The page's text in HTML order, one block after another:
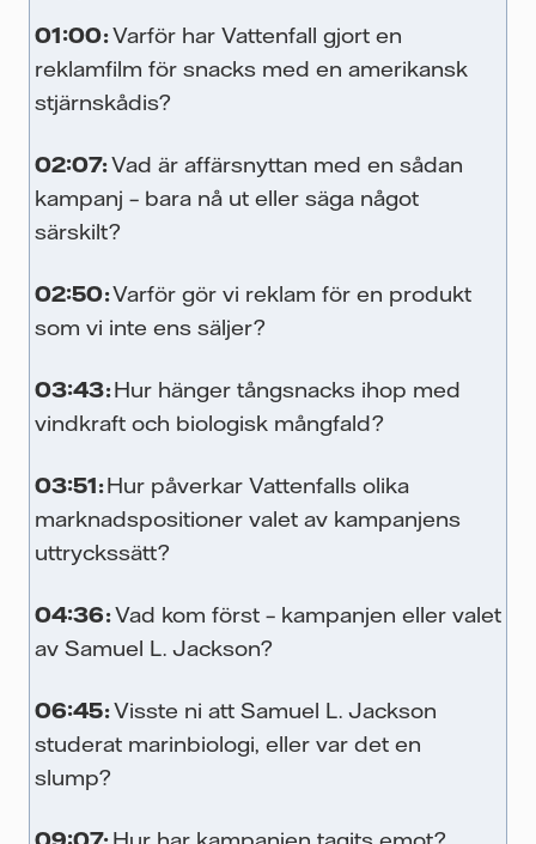
01:00:Varför har Vattenfall gjort en
reklamfilm för snacks med en amerikansk
stjärnskådis?
02:07:Vad är affärsnyttan med en sådan
kampanj – bara nå ut eller säga något
särskilt?
02:50:Varför gör vi reklam för en produkt
som vi inte ens säljer?
03:43:Hur hänger tångsnacks ihop med
vindkraft och biologisk mångfald?
03:51:Hur påverkar Vattenfalls olika
marknadspositioner valet av kampanjens
uttryckssätt?
04:36:Vad kom först – kampanjen eller valet
av Samuel L. Jackson?
06:45:Visste ni att Samuel L. Jackson
studerat marinbiologi, eller var det en
slump?